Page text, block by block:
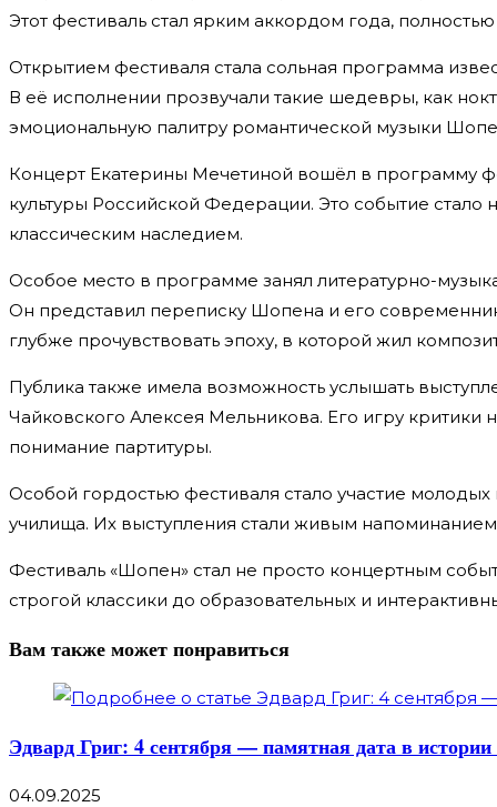
Этот фестиваль стал ярким аккордом года,
Открытием фестиваля стала сольная программа
В её исполнении прозвучали такие шедевры, как
эмоциональную палитру романтической музыки
Концерт Екатерины Мечетиной вошёл в программу
культуры Российской Федерации. Это событие
классическим наследием.
Особое место в программе занял литературно-
Он представил переписку Шопена и его
глубже прочувствовать эпоху, в которой жил
Публика также имела возможность услышать
Чайковского Алексея Мельникова. Его игру
понимание партитуры.
Особой гордостью фестиваля стало участие
училища. Их выступления стали живым
Фестиваль «Шопен» стал не просто концертным
строгой классики до образовательных и
Вам также может понравиться
Эдвард Григ: 4 сентября — памятная дата в
04.09.2025